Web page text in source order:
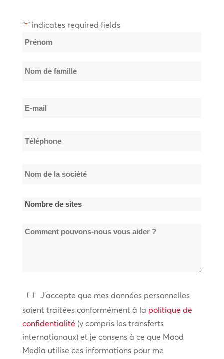
"*" indicates required fields
Nom
Prénom
de
E-
Téléphone
Nom
Nombre
sites
Comment
Politique
de
confidentialité
*
J'accepte que mes données personnelles
soient traitées conformément à la politique de
confidentialité(y compris les transferts
internationaux) et je consens à ce que Mood
Media utilise ces informations pour me